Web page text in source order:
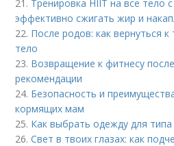
21. Тренировка HIIT на все тело
эффективно сжигать жир и
22. После родов: как вернуться
тело
23. Возвращение к фитнесу
рекомендации
24. Безопасность и
кормящих мам
25. Как выбрать одежду для
26.Свет в твоих глазах: как